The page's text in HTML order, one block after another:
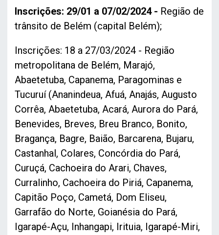
Inscrições: 29/01 a 07/02/2024 - Região de
trânsito de Belém (capital Belém);
Inscrições: 18 a 27/03/2024 - Região
metropolitana de Belém, Marajó,
Abaetetuba, Capanema, Paragominas e
Tucuruí (Ananindeua, Afuá, Anajás, Augusto
Corrêa, Abaetetuba, Acará, Aurora do Pará,
Benevides, Breves, Breu Branco, Bonito,
Bragança, Bagre, Baião, Barcarena, Bujaru,
Castanhal, Colares, Concórdia do Pará,
Curuçá, Cachoeira do Arari, Chaves,
Curralinho, Cachoeira do Piriá, Capanema,
Capitão Poço, Cametá, Dom Eliseu,
Garrafão do Norte, Goianésia do Pará,
Igarapé-Açu, Inhangapi, Irituia, Igarapé-Miri,